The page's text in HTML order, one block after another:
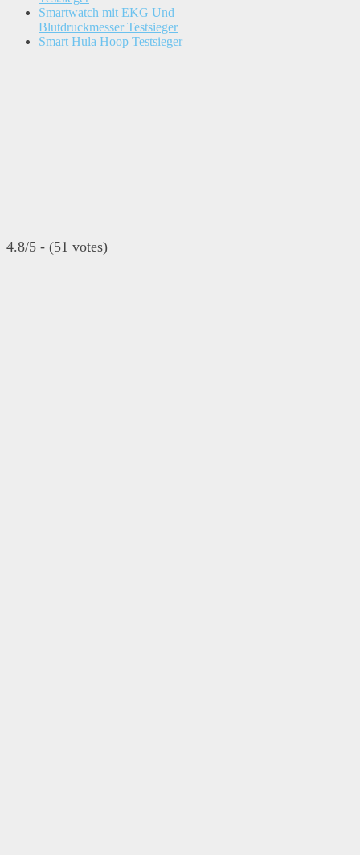
Smartwatch mit EKG Und
Blutdruckmesser Testsieger
Smart Hula Hoop Testsieger
4.8/5 - (51 votes)